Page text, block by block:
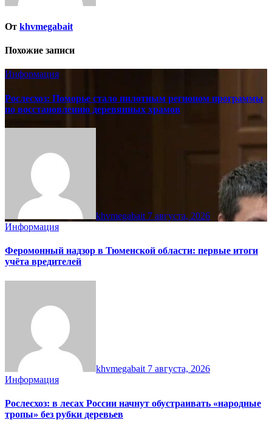
От khvmegabait
Похожие записи
Информация
Рослесхоз: Поморье стало пилотным регионом программы
по восстановлению деревянных храмов
khvmegabait 7 августа, 2026
Информация
Феромонный надзор в Тюменской области: первые итоги
учёта вредителей
khvmegabait 7 августа, 2026
Информация
Рослесхоз: в лесах России начнут обустраивать «народные
тропы» без рубки деревьев